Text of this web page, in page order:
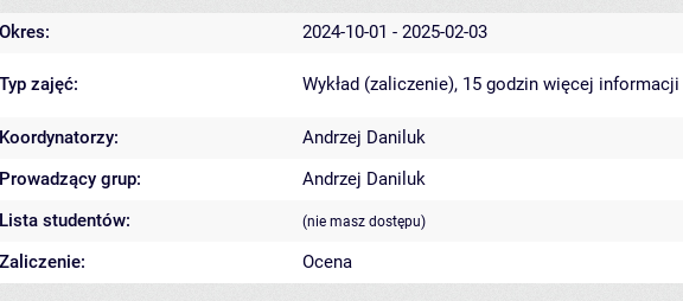
Okres: 2024-10-01 - 2025-02-03
Typ zajęć: Wykład (zaliczenie), 15 godzin więcej informacji
Koordynatorzy:
Andrzej Daniluk
Prowadzący grup:
Andrzej Daniluk
Lista studentów:
(nie masz dostępu)
Zaliczenie: Ocena